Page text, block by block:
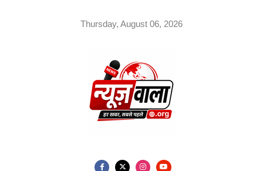
Thursday, August 06, 2026